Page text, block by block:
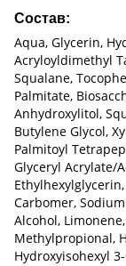
Состав:
Aqua, Glycerin,
Acryloyldimethyl
Squalane,
Palmitate,
Anhydroxylitol,
Butylene Glycol,
Palmitoyl
Glyceryl Acrylate/
Carbomer,
Alcohol,
Methylpropional,
Hydroxyisohexyl